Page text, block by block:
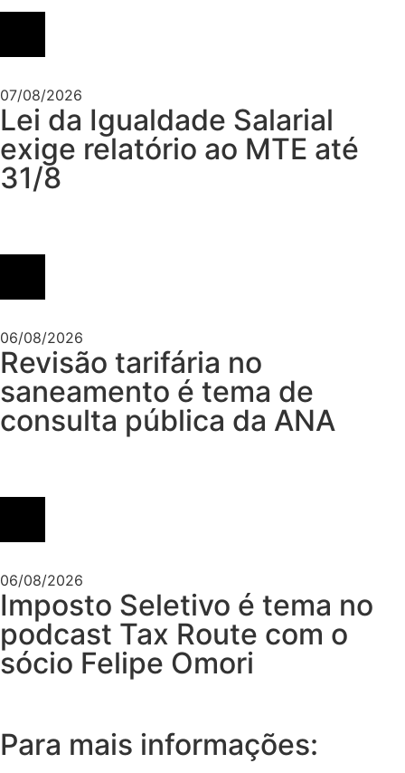
07/08/2026
Lei da Igualdade Salarial
exige relatório ao MTE até
31/8
06/08/2026
Revisão tarifária no
saneamento é tema de
consulta pública da ANA
06/08/2026
Imposto Seletivo é tema no
podcast Tax Route com o
sócio Felipe Omori
Para mais informações: